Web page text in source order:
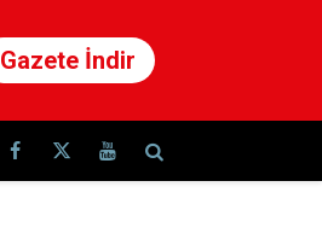
Gazete İndir